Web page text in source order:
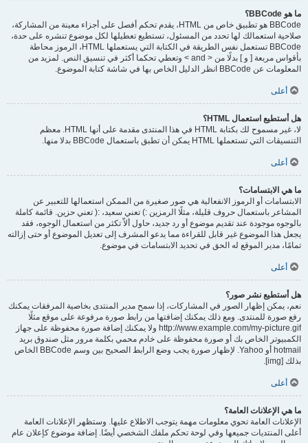
ما هو BBCode؟
BBCode هو تطبيق خاص من HTML، يقدم تحكم أفصل على أجزاء معينة من المشاركة،
صلاحية استعمالك لها تحدد من المسئول، تستطيع تعطيلها لكل موضوع تنشره على حدة،
BBCode تستعمل نفس الطريقة في الكتابة التي يستعملها HTML، الرموز محاطة
بأقواس مربعة [ و ] بدلًا من < and > وتعطي تحكما أكثر في تنسيق النص. لمزيد من
المعلومات عن BBCode انظر الدليل الخاص بها في شاشة كتابة الموضوع.
أعلى
هل أستطيع استعمال HTML؟
لا، غير مسموح لك بكتابة HTML في هذا المنتدى مقدمة على أنها HTML. معظم
التنسيقات التي تستعملها HTML يمكن أن تطبق باستعمال BBCode بدلا منها.
أعلى
ما هي الابتسامات؟
الابتسامات أو الرموز الانفعالية هي صور صغيرة من الممكن استعمالها للتعبير عن
المشاعر باستعمال حروف قليلة، مثلًا الرمزين :) تعني سعيد، :( تعني حزين. قائمة كاملة
بالوجوه موجودة عند تقديم موضوع أو رد جديد، حاول ألاّ تكثر من استعمال الوجوه، فقد
يجعل هذا الموضوع غير قابل للقراءة مما يدعو المشرف إلى تعديل الموضوع أو حتى إزالته
تمامًا، مدير الموقع له الحق في تحديد الابتسامات في موضوع.
أعلى
هل أستطيع نشر صور؟
نعم، يمكن إظهار الصور في المشاركات، إذا سمح مدير المنتدى بخاصية المرفقات يمكنك
رفع صورة للمنتدى. ومع ذلك يمكنك إضافتها من رابط صورة مرفوعة على موقع مثلًا
http://www.example.com/my-picture.gif ولا يمكنك إضافة صورة محفوظة على جهاز
الكمبيوتر الخاص بك أو صورة محفوظة على خادم محمي بكلمة مرور مثل صندوق بريد
hotmail أو Yahoo. لإظهار صورة يجب وضع الرابط الصحيح بين وسم BBCode الخاص
بذلك [img].
أعلى
ما هي الإعلانات العامة؟
الإعلانات العامة تحوي معلومات مهمة يتوجب الاطلاع عليها. وستظهر الإعلانات العامة
أعلى المنتديات جميعها وفي لوحة تحكم ملفك الشخصي أيضًا. إضافة موضوع كإعلان عام